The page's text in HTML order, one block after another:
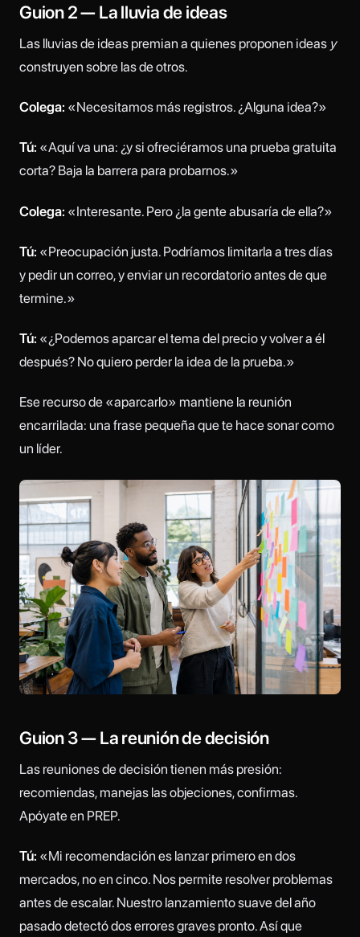
Guion 2 — La lluvia de ideas
Las lluvias de ideas premian a quienes proponen ideas y
construyen sobre las de otros.
Colega: «Necesitamos más registros. ¿Alguna idea?»
Tú: «Aquí va una: ¿y si ofreciéramos una prueba gratuita
corta? Baja la barrera para probarnos.»
Colega: «Interesante. Pero ¿la gente abusaría de ella?»
Tú: «Preocupación justa. Podríamos limitarla a tres días
y pedir un correo, y enviar un recordatorio antes de que
termine.»
Tú: «¿Podemos aparcar el tema del precio y volver a él
después? No quiero perder la idea de la prueba.»
Ese recurso de «aparcarlo» mantiene la reunión
encarrilada: una frase pequeña que te hace sonar como
un líder.
Guion 3 — La reunión de decisión
Las reuniones de decisión tienen más presión:
recomiendas, manejas las objeciones, confirmas.
Apóyate en PREP.
Tú: «Mi recomendación es lanzar primero en dos
mercados, no en cinco. Nos permite resolver problemas
antes de escalar. Nuestro lanzamiento suave del año
pasado detectó dos errores graves pronto. Así que